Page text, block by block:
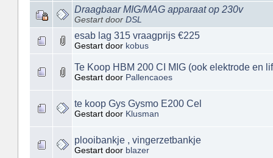
Draagbaar MIG/MAG apparaat op 230v
Gestart door DSL
esab lag 315 vraagprijs €225
Gestart door kobus
Te Koop HBM 200 CI MIG (ook elektrode en
Gestart door Pallencaoes
te koop Gys Gysmo E200 Cel
Gestart door Klusman
plooibankje , vingerzetbankje
Gestart door blazer